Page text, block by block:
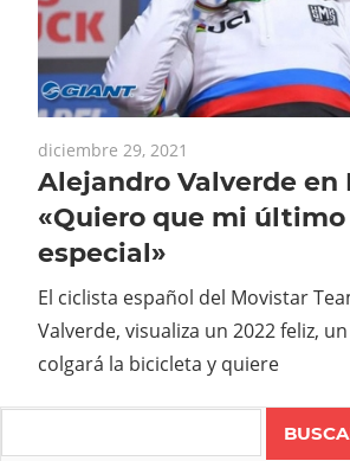
diciembre 29, 2021
Alejandro Valverde en
«Quiero que mi último
especial»
El ciclista español del Movistar
Valverde, visualiza un 2022 feliz,
colgará la bicicleta y quiere